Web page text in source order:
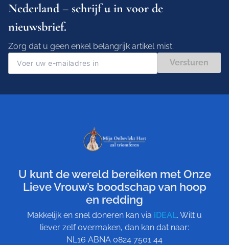
Nederland – schrijf u in voor de
nieuwsbrief.
Zorg dat u geen enkel belangrijk artikel mist.
Versturen
U kunt de wereld bereiken met Onze
Lieve Vrouw’s boodschap van hoop
en redding
Makkelijk en snel doneren kan via iDEAL. Wilt u
liever zelf overmaken, dan kan dat naar:
NL16 ABNA 0824 7501 44